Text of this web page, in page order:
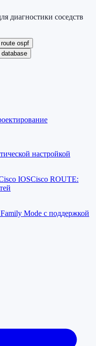
диагностики соседств
ospf
настройкой
IOSCisco ROUTE:
Mode с поддержкой